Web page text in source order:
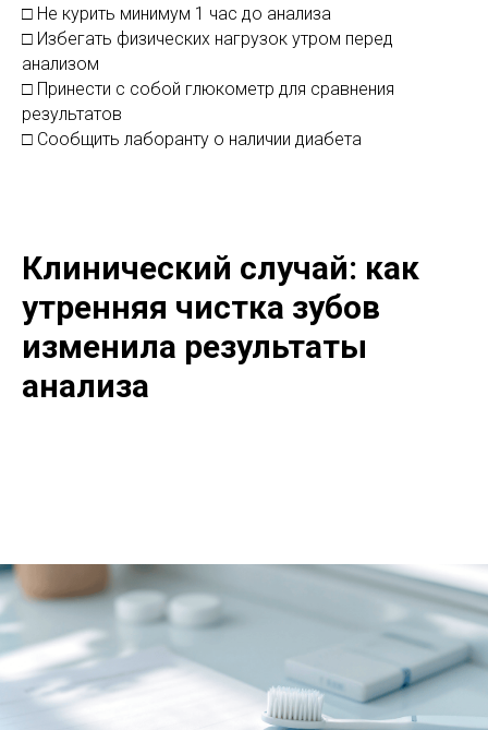
□ Не курить минимум 1 час до анализа
□ Избегать физических нагрузок утром перед
анализом
□ Принести с собой глюкометр для сравнения
результатов
□ Сообщить лаборанту о наличии диабета
Клинический случай: как
утренняя чистка зубов
изменила результаты
анализа